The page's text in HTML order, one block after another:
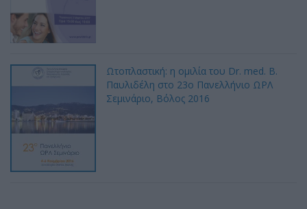
Ωτοπλαστική: η ομιλία του Dr. med. B.
Παυλιδέλη στο 23ο Πανελλήνιο ΩΡΛ
Σεμινάριο, Βόλος 2016